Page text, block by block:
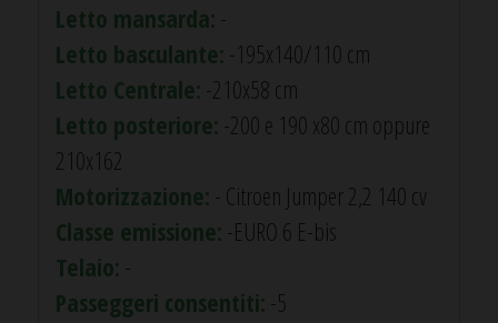
Letto mansarda: -
Letto basculante: -195x140/110 cm
Letto Centrale: -210x58 cm
Letto posteriore: -200 e 190 x80 cm oppure
210x162
Motorizzazione: - Citroen Jumper 2,2 140 cv
Classe emissione: -EURO 6 E-bis
Telaio: -
Passeggeri consentiti: -5